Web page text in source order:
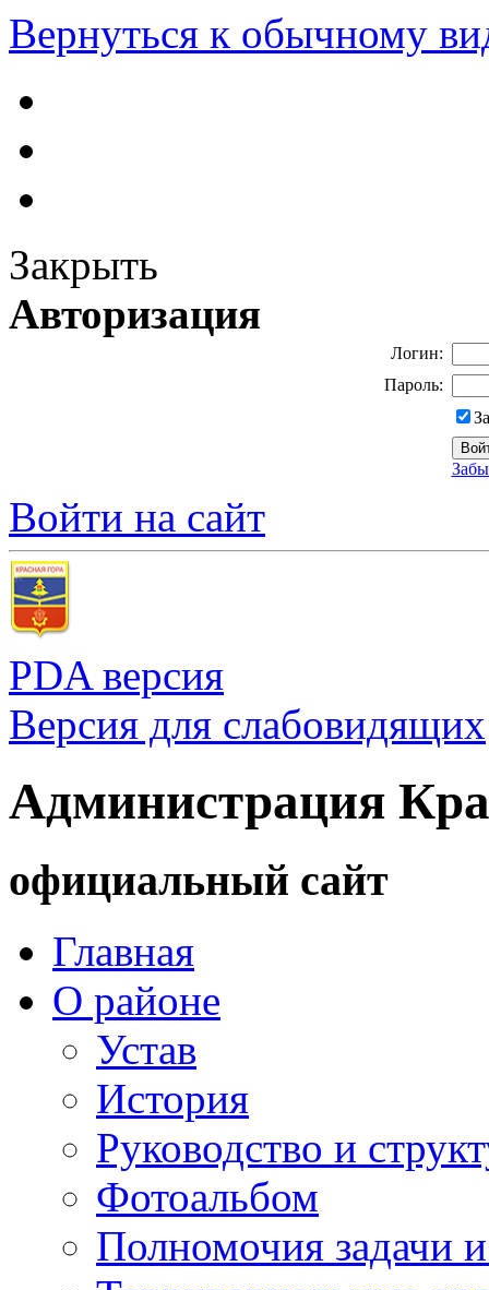
Вернуться к обычному
Закрыть
Авторизация
Логин:
Пароль:
Войти на сайт
PDA версия
Версия для слабовидящих
Администрация
официальный сайт
Главная
О районе
Устав
История
Руководство и
Фотоальбом
Полномочия задачи